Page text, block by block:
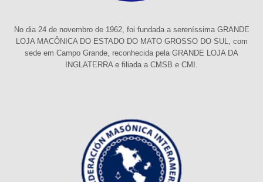
No dia 24 de novembro de 1962, foi fundada a sereníssima GRANDE
LOJA MACÔNICA DO ESTADO DO MATO GROSSO DO SUL, com
sede em Campo Grande, reconhecida pela GRANDE LOJA DA
INGLATERRA e filiada a CMSB e CMI.